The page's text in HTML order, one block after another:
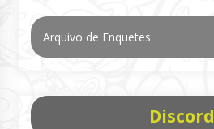
Arquivo de Enquetes
Discord